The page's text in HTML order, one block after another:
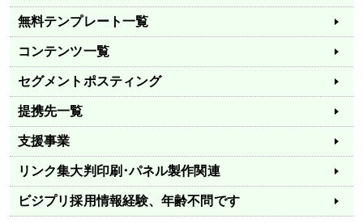
無料テンプレート一覧
コンテンツ一覧
セグメントポスティング
提携先一覧
支援事業
リンク集大判印刷･パネル製作関連
ビジプリ採用情報経験、年齢不問です